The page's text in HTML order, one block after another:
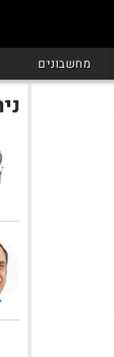
מחשבונים